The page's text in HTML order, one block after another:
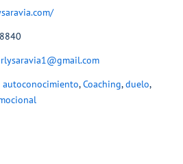
autoconocimiento,Coaching,duelo,